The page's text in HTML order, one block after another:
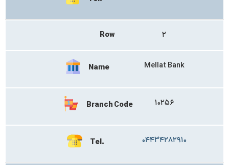
Row ۲
Name Mellat Bank
Branch Code ۱۰۲۵۶
Tel. ۰۴۴۳۴۲۸۲۹۱۰